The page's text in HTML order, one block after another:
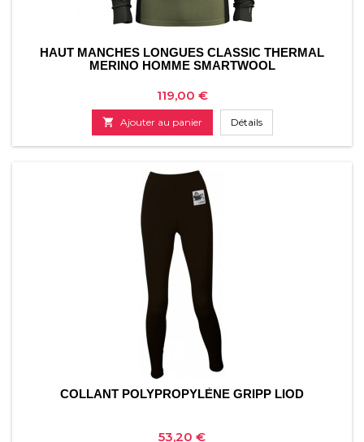
HAUT MANCHES LONGUES CLASSIC THERMAL
MERINO HOMME SMARTWOOL
Prix
119,00 €
 Ajouter au panier Détails
COLLANT POLYPROPYLÈNE GRIPP LIOD
Prix
53,20 €